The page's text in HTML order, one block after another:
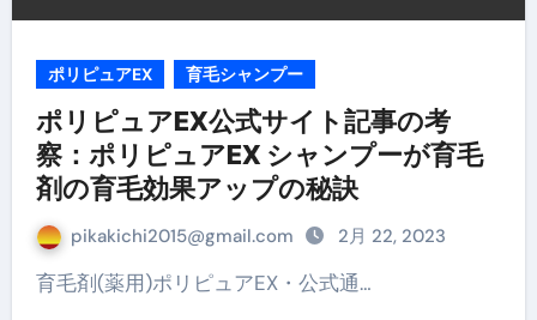
ポリピュアEX 育毛シャンプー
ポリピュアEX公式サイト記事の考
察：ポリピュアEX シャンプーが育毛
剤の育毛効果アップの秘訣
pikakichi2015@gmail.com 2月 22, 2023
育毛剤(薬用)ポリピュアEX・公式通…